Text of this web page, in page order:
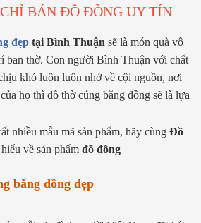
BÁN ĐỒ ĐỒNG UY TÍN
đẹp tại Bình Thuận sẽ là món quà vô
ban thờ. Con người Bình Thuận với chất
khó luôn luôn nhớ về cội nguồn, nơi
họ thì đồ thờ cúng bằng đồng sẽ là lựa
nhiều mẫu mã sản phẩm, hãy cùng Đồ
về sản phẩm đồ đồng
bằng đồng đẹp